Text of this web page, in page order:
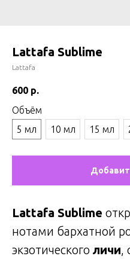
Lattafa Sublime
Lattafa
600 р.
Объём
5 мл
10 мл 15 мл
Lattafa Sublime
нотами бархатной
экзотического личи,